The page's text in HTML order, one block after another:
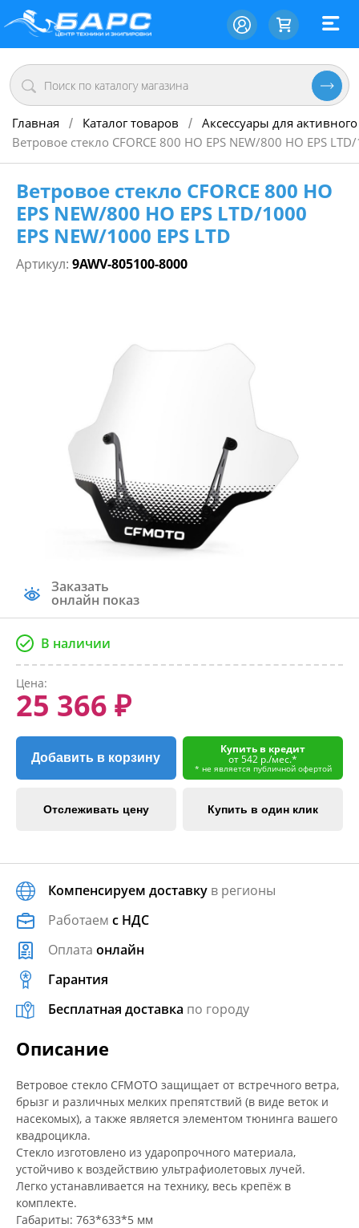
Главная / Каталог товаров / Аксессуары для
Ветровое стекло CFORCE 800 HO EPS NEW/800 HO EPS
Ветровое стекло CFORCE 800 HO
EPS NEW/800 HO EPS LTD/1000
EPS NEW/1000 EPS LTD
Артикул: 9AWV-805100-8000
Заказать
онлайн показ
В наличии
Цена:
25 366 ₽
Добавить в корзину
Купить в кредит
от 542 р./мес.*
* не является публичной офертой
Отслеживать цену Купить в один клик
Компенсируем доставку в регионы
Работаем с НДС
Оплата онлайн
Гарантия
Бесплатная доставка по городу
Описание
Ветровое стекло CFMOTO защищает от встречного ветра,
брызг и различных мелких препятствий (в виде веток и
насекомых), а также является элементом тюнинга вашего
квадроцикла.
Стекло изготовлено из ударопрочного материала,
устойчиво к воздействию ультрафиолетовых лучей.
Легко устанавливается на технику, весь крепёж в
комплекте.
Габариты: 763*633*5 мм